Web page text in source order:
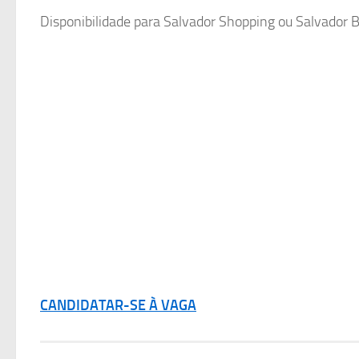
Disponibilidade para Salvador Shopping ou Salvador
CANDIDATAR-SE À VAGA